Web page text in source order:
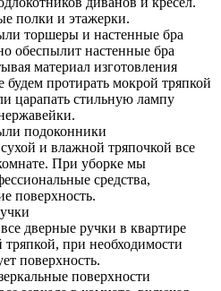
полки и этажерки.
торшеры и настенные бра
обеспылит настенные бра
материал изготовления
протирать мокрой тряпкой
царапать стильную лампу
подоконники
и влажной тряпочкой все
При уборке мы
средства,
поверхность.
дверные ручки в квартире
при необходимости
поверхность.
поверхности